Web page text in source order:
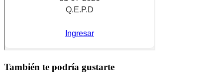
También te podría gustarte